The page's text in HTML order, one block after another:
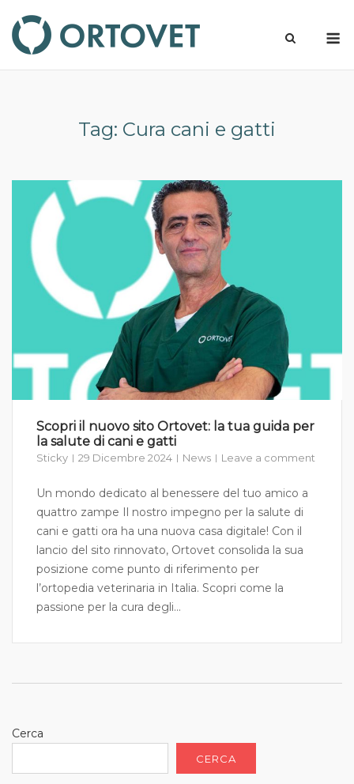
content
Tag: Cura cani e gatti
Scopri il nuovo sito Ortovet: la tua guida per
la salute di cani e gatti
Sticky 29 Dicembre 2024 News Leave a comment
Un mondo dedicato al benessere del tuo amico a
quattro zampe Il nostro impegno per la salute di
cani e gatti ora ha una nuova casa digitale! Con il
lancio del sito rinnovato, Ortovet consolida la sua
posizione come punto di riferimento per
l’ortopedia veterinaria in Italia. Scopri come la
passione per la cura degli...
Cerca
CERCA